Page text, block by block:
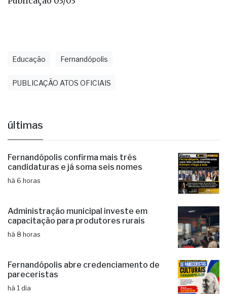
Educação Fernandópolis
PUBLICAÇÃO ATOS OFICIAIS
últimas
Fernandópolis confirma mais três
candidaturas e já soma seis nomes
há 6 horas
Administração municipal investe em
capacitação para produtores rurais
há 8 horas
Fernandópolis abre credenciamento de
pareceristas
há 1 dia